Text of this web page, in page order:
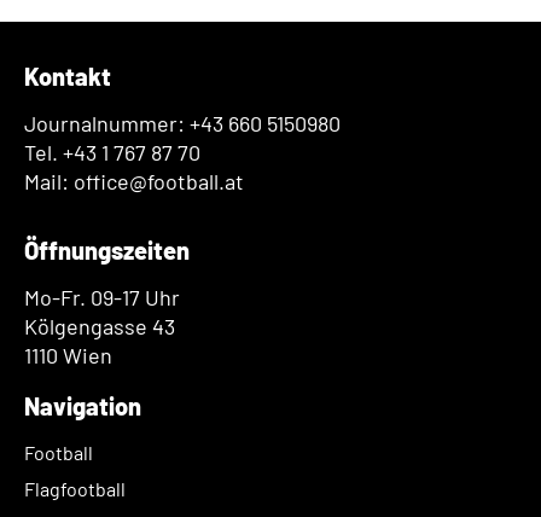
Kontakt
Journalnummer: +43 660 5150980
Tel. +43 1 767 87 70
Mail: office@football.at
Öffnungszeiten
Mo-Fr. 09-17 Uhr
Kölgengasse 43
1110 Wien
Navigation
Football
Flagfootball